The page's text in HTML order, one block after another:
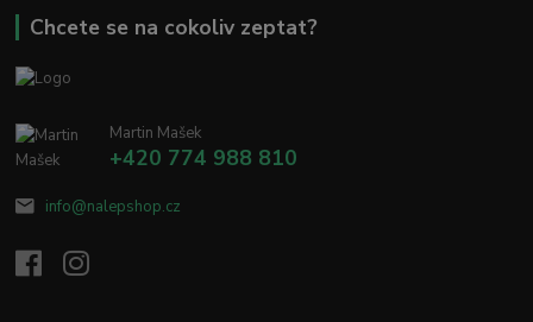
Chcete se na cokoliv zeptat?
Martin Mašek
+420 774 988 810
info@nalepshop.cz